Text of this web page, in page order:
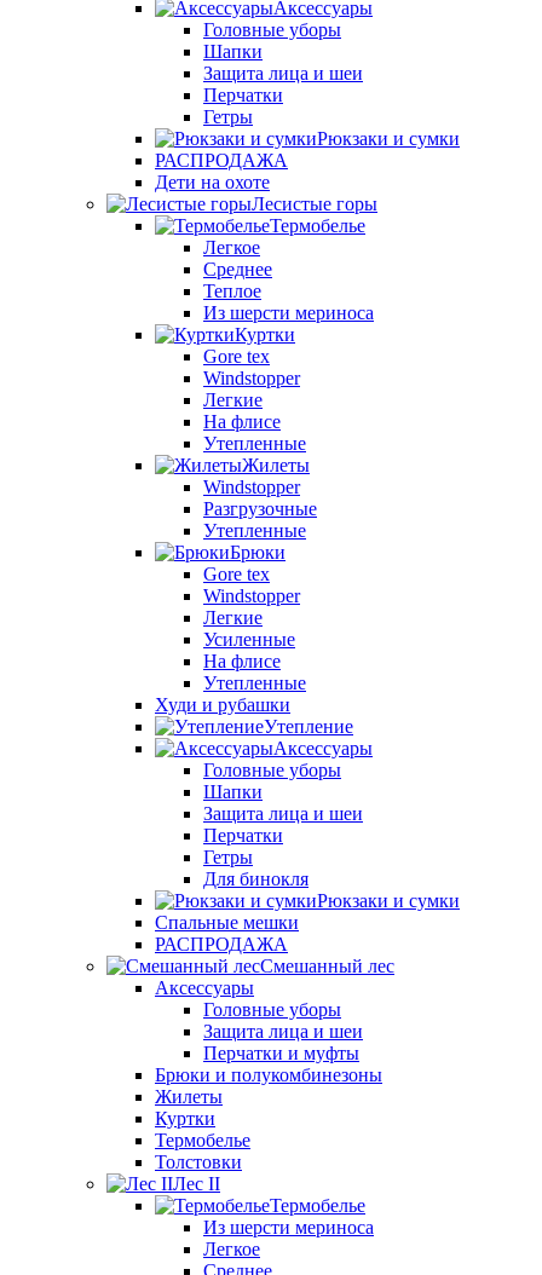
Аксессуары
Головные уборы
Шапки
Защита лица и шеи
Перчатки
Гетры
Рюкзаки и сумки
РАСПРОДАЖА
Дети на охоте
Лесистые горы
Термобелье
Легкое
Среднее
Теплое
Из шерсти мериноса
Куртки
Gore tex
Windstopper
Легкие
На флисе
Утепленные
Жилеты
Windstopper
Разгрузочные
Утепленные
Брюки
Gore tex
Windstopper
Легкие
Усиленные
На флисе
Утепленные
Худи и рубашки
Утепление
Аксессуары
Головные уборы
Шапки
Защита лица и шеи
Перчатки
Гетры
Для бинокля
Рюкзаки и сумки
Спальные мешки
РАСПРОДАЖА
Смешанный лес
Аксессуары
Головные уборы
Защита лица и шеи
Перчатки и муфты
Брюки и полукомбинезоны
Жилеты
Куртки
Термобелье
Толстовки
Лес II
Термобелье
Из шерсти мериноса
Легкое
Среднее